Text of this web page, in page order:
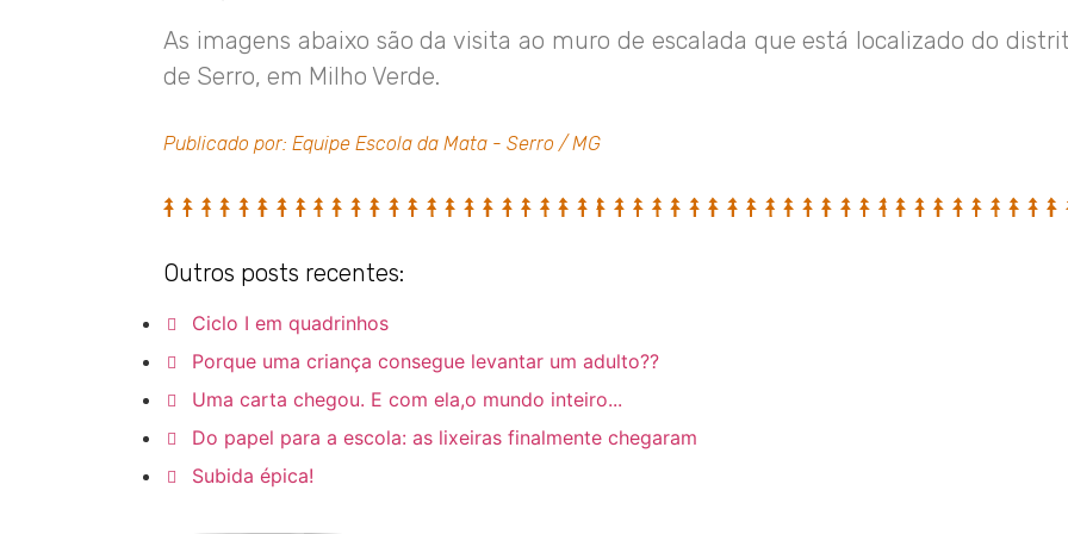
As imagens abaixo são da visita ao muro de escalada que está localizado do
de Serro, em Milho Verde.
Publicado por: Equipe Escola da Mata - Serro / MG
Outros posts recentes:
Ciclo I em quadrinhos
Porque uma criança consegue levantar um adulto??
Uma carta chegou. E com ela,o mundo inteiro...
Do papel para a escola: as lixeiras finalmente chegaram
Subida épica!